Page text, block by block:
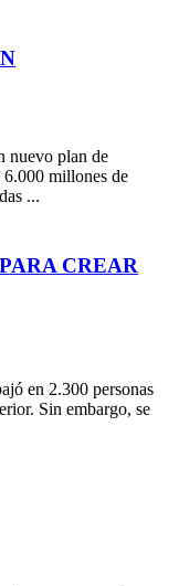
nuevo plan de
6.000 millones de
...
CREAR
en 2.300 personas
Sin embargo, se